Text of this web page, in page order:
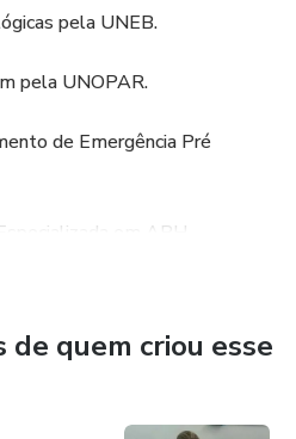
pela UNEB.
pela UNOPAR.
de Emergência Pré
em APH
Socorros, Segurança do
quem criou esse